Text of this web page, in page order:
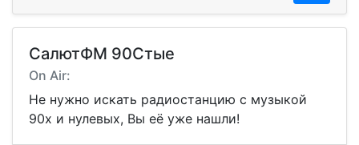
СалютФМ 90Стые
On Air:
Не нужно искать радиостанцию с музыкой
90х и нулевых, Вы её уже нашли!